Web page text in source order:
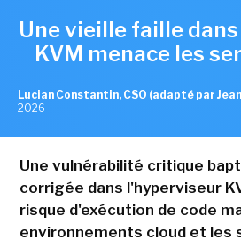
Une vieille faille
KVM menace les
Lucian Constantin, CSO (adapté par
2026
Une vulnérabilité critique
corrigée dans l'hyperviseur
risque d'exécution de code
environnements cloud et les